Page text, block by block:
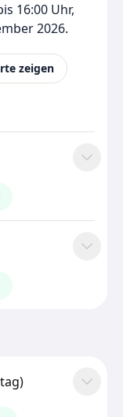
16:00 Uhr,
2026.
zeigen